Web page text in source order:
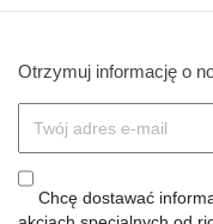
Otrzymuj informację o
Chcę dostawać